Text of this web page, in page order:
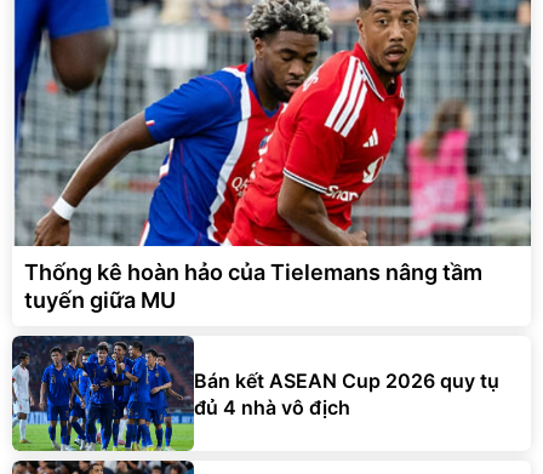
Thống kê hoàn hảo của Tielemans nâng tầm
tuyến giữa MU
Bán kết ASEAN Cup 2026 quy tụ
đủ 4 nhà vô địch